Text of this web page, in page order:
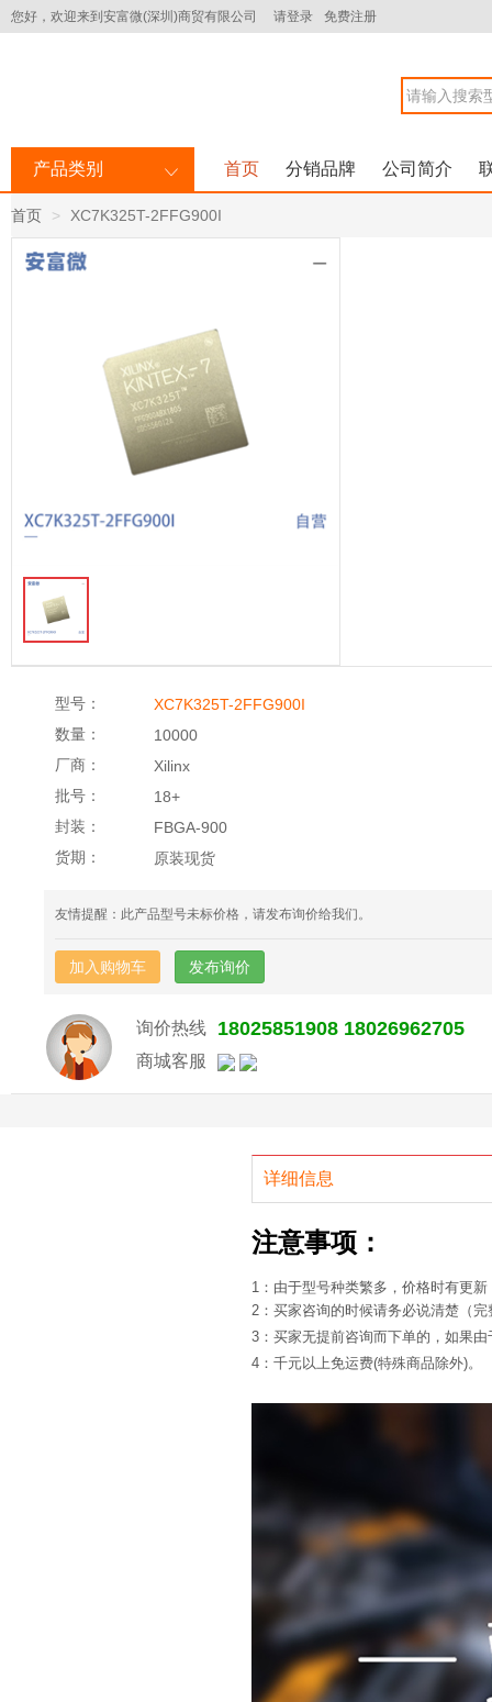
您好，欢迎来到安富微(深圳)商贸有限公司 请登录 免费注册
产品类别 首页 分销品牌 公司简介
首页 XC7K325T-2FFG900I
型号： XC7K325T-2FFG900I
数量： 10000
厂商： Xilinx
批号： 18+
封装： FBGA-900
货期： 原装现货
友情提醒：此产品型号未标价格，请发布询价给我们。
加入购物车 发布询价
询价热线 18025851908 18026962705
商城客服
详细信息
注意事项：
1：由于型号种类繁多，价格时有更
2：买家咨询的时候请务必说清楚（
3：买家无提前咨询而下单的，如果
4：千元以上免运费(特殊商品除外)。